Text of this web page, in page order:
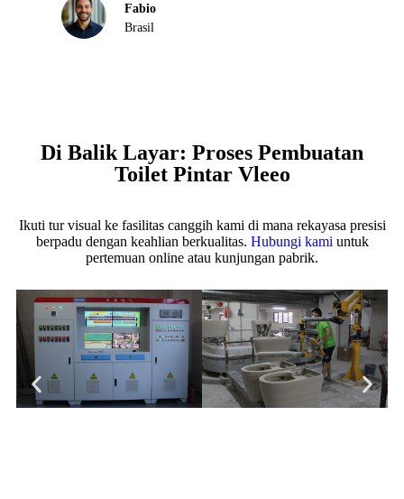
Fabio
Brasil
Di Balik Layar: Proses Pembuatan
Toilet Pintar Vleeo
Ikuti tur visual ke fasilitas canggih kami di mana rekayasa presisi
berpadu dengan keahlian berkualitas. Hubungi kami untuk
pertemuan online atau kunjungan pabrik.